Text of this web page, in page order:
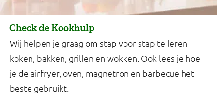
Check de Kookhulp
Wij helpen je graag om stap voor stap te leren
koken, bakken, grillen en wokken. Ook lees je hoe
je de airfryer, oven, magnetron en barbecue het
beste gebruikt.